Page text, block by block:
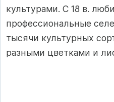
культурами. С 18 в.
профессиональные
тысячи культурных
разными цветками и